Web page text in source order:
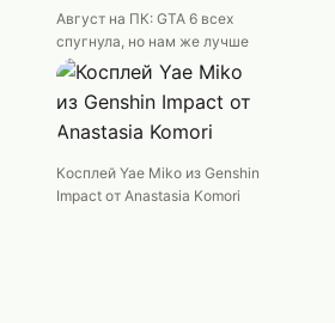
Август на ПК: GTA 6 всех
спугнула, но нам же лучше
Косплей Yae Miko из Genshin
Impact от Anastasia Komori